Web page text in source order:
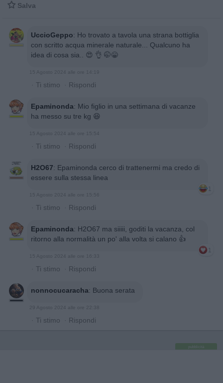
 Salva
UccioGeppo: Ho trovato a tavola una strana bottiglia
con scritto acqua minerale naturale... Qualcuno ha
idea di cosa sia.. 😍 👌 🤭😁
15 Agosto 2024 alle ore 14:19
· Ti stimo · Rispondi
Epaminonda: Mio figlio in una settimana di vacanze
ha messo su tre kg 😆
15 Agosto 2024 alle ore 15:54
· Ti stimo · Rispondi
H2O67: Epaminonda cerco di trattenermi ma credo di
essere sulla stessa linea
1
15 Agosto 2024 alle ore 15:56
· Ti stimo · Rispondi
Epaminonda: H2O67 ma siiiii, goditi la vacanza, col
ritorno alla normalità un po' alla volta si calano 👍
1
15 Agosto 2024 alle ore 16:33
· Ti stimo · Rispondi
nonnocucaracha: Buona serata
29 Agosto 2024 alle ore 22:38
· Ti stimo · Rispondi
pubblicità